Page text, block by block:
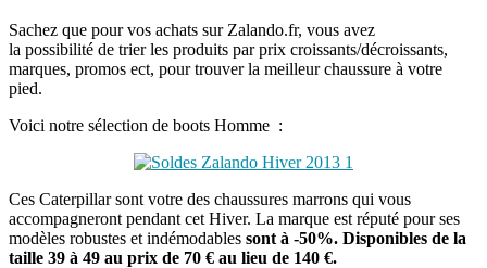
Sachez que pour vos achats sur Zalando.fr, vous avez
la possibilité de trier les produits par prix croissants/décroissants,
marques, promos ect, pour trouver la meilleur chaussure à votre
pied.
Voici notre sélection de boots Homme :
Ces Caterpillar sont votre des chaussures marrons qui vous
accompagneront pendant cet Hiver. La marque est réputé pour ses
modèles robustes et indémodables sont à -50%. Disponibles de la
taille 39 à 49 au prix de 70 € au lieu de 140 €.